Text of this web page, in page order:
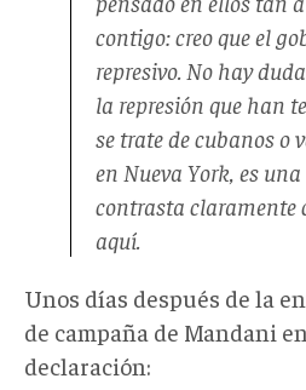
contigo: creo que el
represivo. No hay
la represión que han
se trate de cubanos o
en Nueva York, es
contrasta claramente
aquí.
Unos días después de la
de campaña de Mandani
declaración: